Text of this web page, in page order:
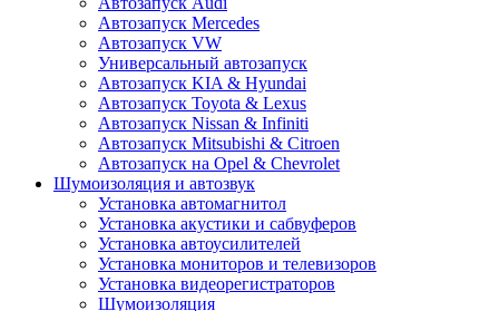
Автозапуск Mercedes
Автозапуск VW
Универсальный автозапуск
Автозапуск KIA & Hyundai
Автозапуск Toyota & Lexus
Автозапуск Nissan & Infiniti
Автозапуск Mitsubishi & Citroen
Автозапуск на Opel & Chevrolet
Шумоизоляция и автозвук
Установка автомагнитол
Установка акустики и сабвуферов
Установка автоусилителей
Установка мониторов и телевизоров
Установка видеорегистраторов
Шумоизоляция